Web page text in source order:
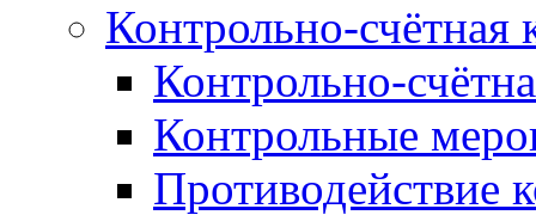
Контрольно-счётная
Контрольно-
Контрольные
Противодействие